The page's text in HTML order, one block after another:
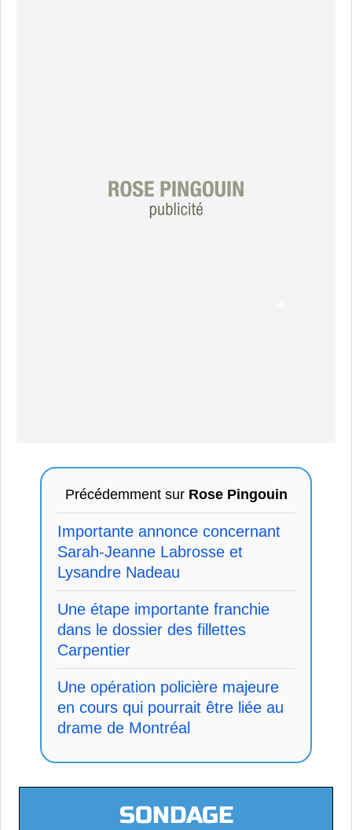
Précédemment sur Rose Pingouin
Importante annonce concernant
Sarah-Jeanne Labrosse et
Lysandre Nadeau
Une étape importante franchie
dans le dossier des fillettes
Carpentier
Une opération policière majeure
en cours qui pourrait être liée au
drame de Montréal
SONDAGE